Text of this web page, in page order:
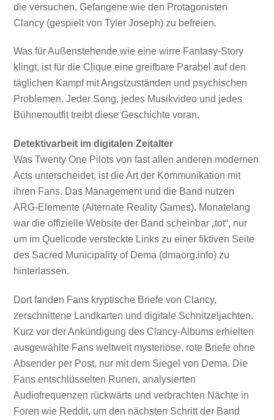
die versuchen, Gefangene wie den Protagonisten
Clancy (gespielt von Tyler Joseph) zu befreien.
Was für Außenstehende wie eine wirre Fantasy-Story
klingt, ist für die Clique eine greifbare Parabel auf den
täglichen Kampf mit Angstzuständen und psychischen
Problemen. Jeder Song, jedes Musikvideo und jedes
Bühnenoutfit treibt diese Geschichte voran.
Detektivarbeit im digitalen Zeitalter
Was Twenty One Pilots von fast allen anderen modernen
Acts unterscheidet, ist die Art der Kommunikation mit
ihren Fans. Das Management und die Band nutzen
ARG-Elemente (Alternate Reality Games). Monatelang
war die offizielle Website der Band scheinbar „tot“, nur
um im Quellcode versteckte Links zu einer fiktiven Seite
des Sacred Municipality of Dema (dmaorg.info) zu
hinterlassen.
Dort fanden Fans kryptische Briefe von Clancy,
zerschnittene Landkarten und digitale Schnitzeljachten.
Kurz vor der Ankündigung des Clancy-Albums erhielten
ausgewählte Fans weltweit mysteriöse, rote Briefe ohne
Absender per Post, nur mit dem Siegel von Dema. Die
Fans entschlüsselten Runen, analysierten
Audiofrequenzen rückwärts und verbrachten Nächte in
Foren wie Reddit, um den nächsten Schritt der Band